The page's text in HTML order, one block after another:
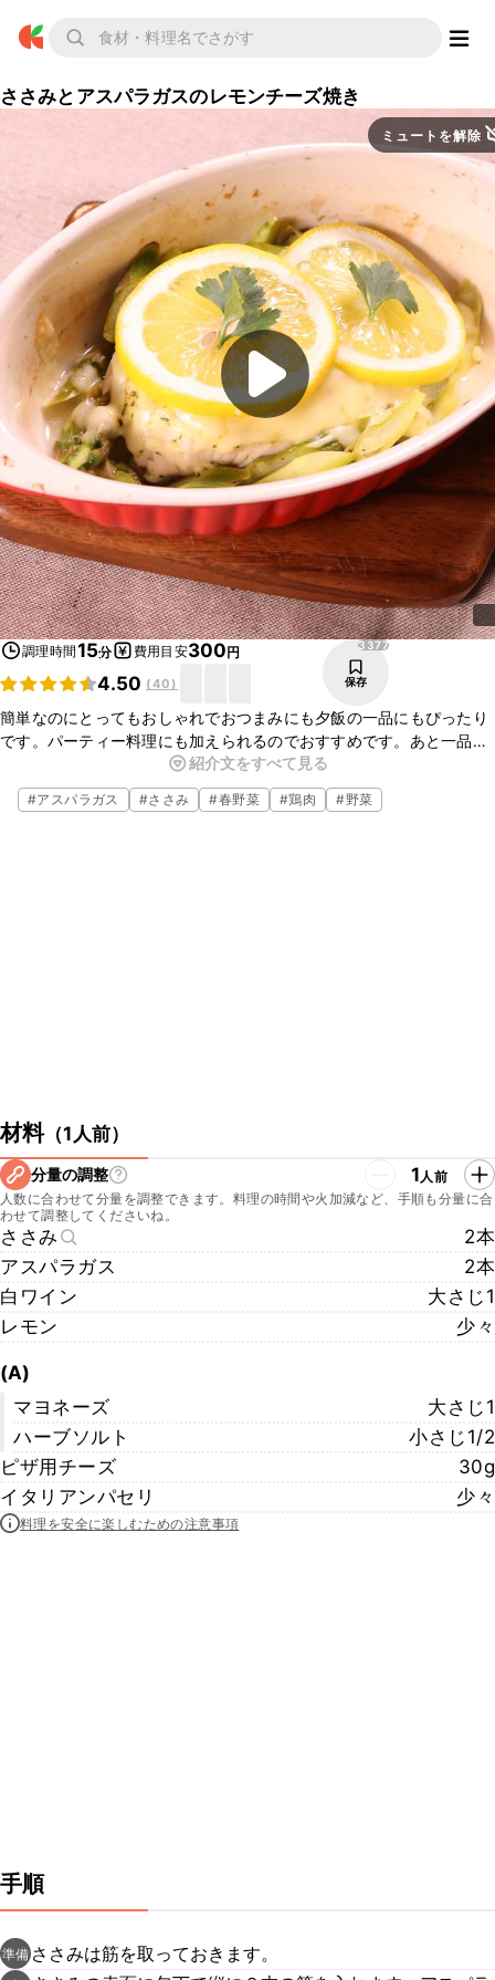
ささみとアスパラガスのレモンチーズ焼き
ミュートを解除
調理時間15分 費用目安300円
4.50 (40)
3377
保存
簡単なのにとってもおしゃれでおつまみにも夕飯の一品にもぴったり
です。パーティー料理にも加えられるのでおすすめです。あと一品に
悩んだときにはぜひ作って見てくださいね。
紹介文をすべて見る
#アスパラガス #ささみ #春野菜 #鶏肉 #野菜
材料（1人前）
分量の調整 1人前
人数に合わせて分量を調整できます。料理の時間や火加減など、手順も分量に合
わせて調整してくださいね。
ささみ
2本
アスパラガス
2本
白ワイン
大さじ1
レモン
少々
(A)
マヨネーズ
大さじ1
ハーブソルト
小さじ1/2
ピザ用チーズ
30g
イタリアンパセリ
少々
料理を安全に楽しむための注意事項
手順
準備 ささみは筋を取っておきます。